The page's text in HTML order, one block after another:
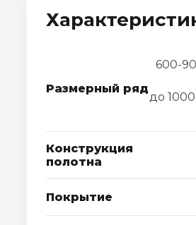
Размерный ряд
600-
до
Конструкция
полотна
Покрытие